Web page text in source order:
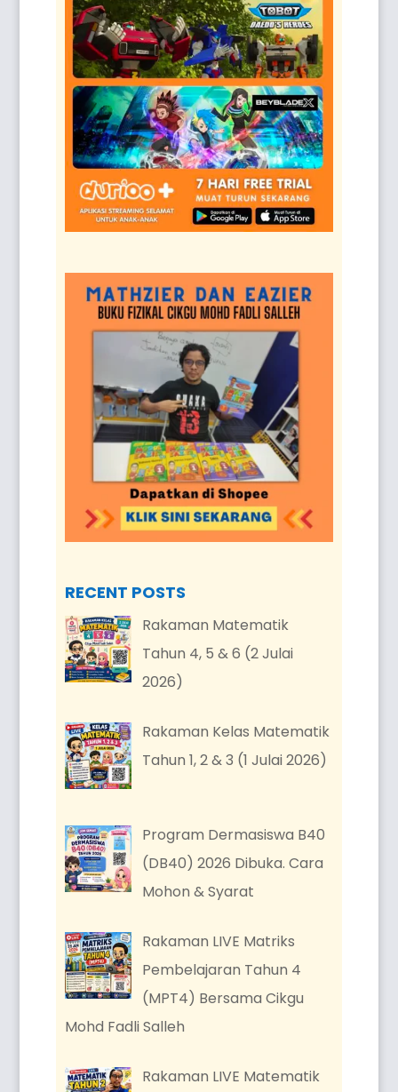
RECENT POSTS
Rakaman Matematik
Tahun 4, 5 & 6 (2 Julai
2026)
Rakaman Kelas Matematik
Tahun 1, 2 & 3 (1 Julai 2026)
Program Dermasiswa B40
(DB40) 2026 Dibuka. Cara
Mohon & Syarat
Rakaman LIVE Matriks
Pembelajaran Tahun 4
(MPT4) Bersama Cikgu
Mohd Fadli Salleh
Rakaman LIVE Matematik